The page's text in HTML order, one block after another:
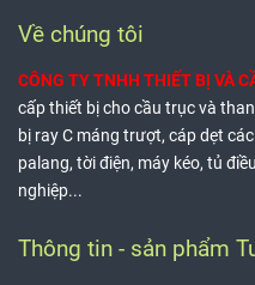
Về chúng tôi
CÔNG TY TNHH THIẾT BỊ VÀ
cấp thiết bị cho cầu trục và
bị ray C máng trượt, cáp dẹt
palang, tời điện, máy kéo, tủ
nghiệp...
Thông tin - sản phẩm